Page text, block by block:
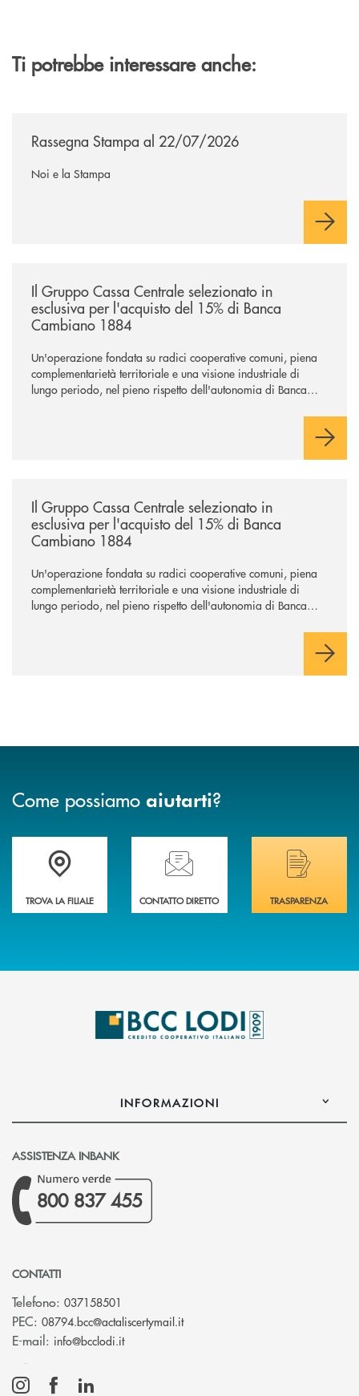
Ti potrebbe interessare anche:
Rassegna Stampa al 22/07/2026
Noi e la Stampa
Il Gruppo Cassa Centrale selezionato in
esclusiva per l'acquisto del 15% di Banca
Cambiano 1884
Un'operazione fondata su radici cooperative comuni, piena
complementarietà territoriale e una visione industriale di
lungo periodo, nel pieno rispetto dell'autonomia di Banca
negoziazione esclusiva per la finalizzazione dell’operazione.
Il Gruppo Cassa Centrale selezionato in
esclusiva per l'acquisto del 15% di Banca
Cambiano 1884
Un'operazione fondata su radici cooperative comuni, piena
complementarietà territoriale e una visione industriale di
lungo periodo, nel pieno rispetto dell'autonomia di Banca
negoziazione esclusiva per la finalizzazione dell’operazione.
Come possiamo aiutarti?
Trova la filiale più vicina a Te
TROVA LA FILIALE
Hai bisogno di assistenza immediata?
CONTATTO DIRETTO
Hai bisogno di
TRASPARENZA
INFORMAZIONI
ASSISTENZA INBANK
800 837 455
CONTATTI
Telefono: 037158501
PEC: 08794.bcc@actaliscertymail.it(si apre l’app di posta
E-mail: info@bcclodi.it(si apre l’app di posta elettronica)